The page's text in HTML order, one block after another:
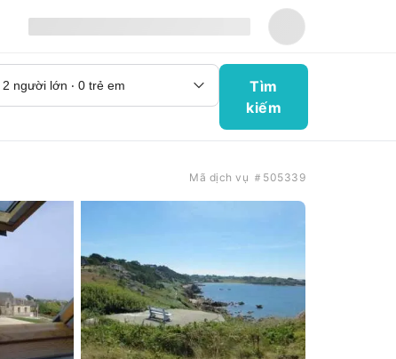
Tìm
kiếm
Mã dịch vụ ＃505339